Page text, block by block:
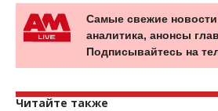
Самые свежие
аналитика, анонсы
Подписывайтесь на
Читайте также